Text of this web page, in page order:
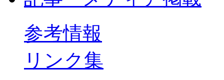
参考情報
リンク集